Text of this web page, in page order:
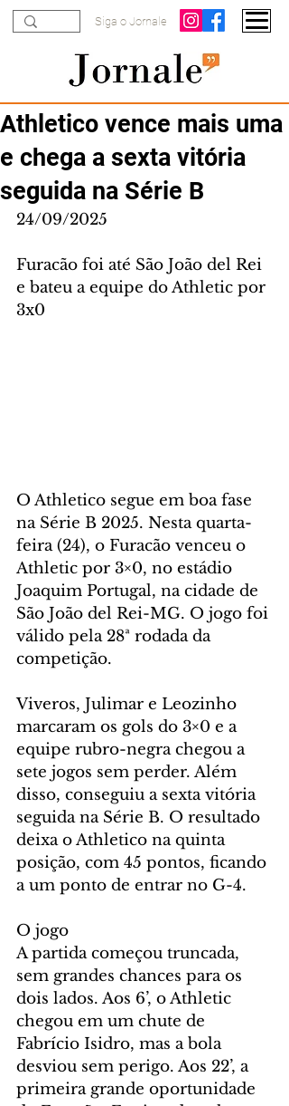
Siga o Jornale
Athletico vence mais uma
e chega a sexta vitória
seguida na Série B
24/09/2025
Furacão foi até São João del Rei
e bateu a equipe do Athletic por
3x0
O Athletico segue em boa fase
na Série B 2025. Nesta quarta-
feira (24), o Furacão venceu o
Athletic por 3×0, no estádio
Joaquim Portugal, na cidade de
São João del Rei-MG. O jogo foi
válido pela 28ª rodada da
competição.
Viveros, Julimar e Leozinho
marcaram os gols do 3×0 e a
equipe rubro-negra chegou a
sete jogos sem perder. Além
disso, conseguiu a sexta vitória
seguida na Série B. O resultado
deixa o Athletico na quinta
posição, com 45 pontos, ficando
a um ponto de entrar no G-4.
O jogo
A partida começou truncada,
sem grandes chances para os
dois lados. Aos 6’, o Athletic
chegou em um chute de
Fabrício Isidro, mas a bola
desviou sem perigo. Aos 22’, a
primeira grande oportunidade